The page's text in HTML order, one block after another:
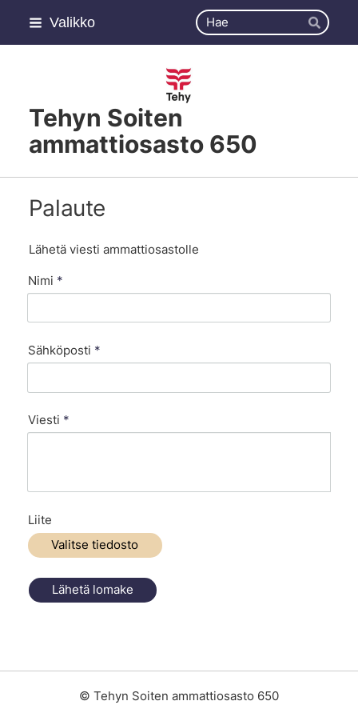
Siirry
sivun
sisältöön
Valikko Haku
Hae
Tehyn Soiten
ammattiosasto 650
Palaute
Lähetä viesti ammattiosastolle
Nimi *
Sähköposti *
Viesti *
Liite
Valitse tiedosto
Lähetä lomake
© Tehyn Soiten ammattiosasto 650